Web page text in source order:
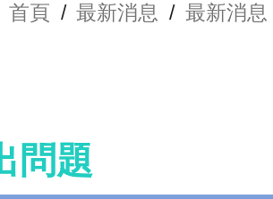
首頁 / 最新消息 / 最新消息
問題